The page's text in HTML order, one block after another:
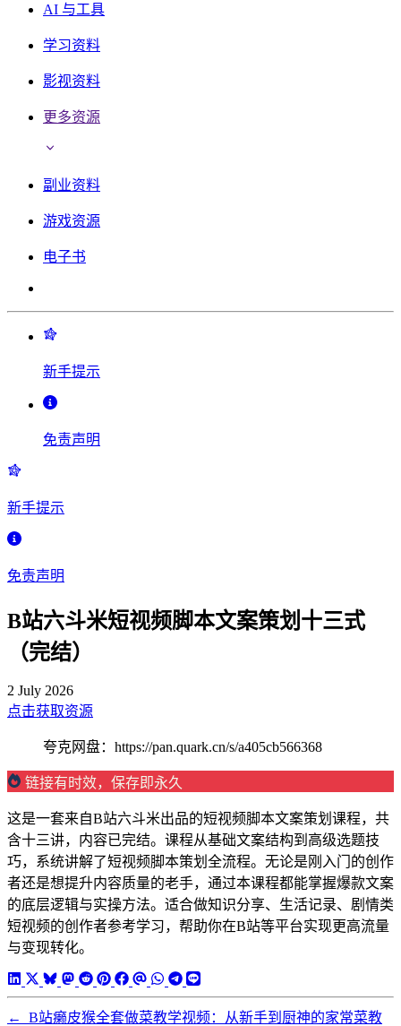
AI 与工具
学习资料
影视资料
更多资源
副业资料
游戏资源
电子书
新手提示
免责声明
新手提示
免责声明
B站六斗米短视频脚本文案策划十三式
（完结）
2 July 2026
点击获取资源
夸克网盘：https://pan.quark.cn/s/a405cb566368
链接有时效，保存即永久
这是一套来自B站六斗米出品的短视频脚本文案策划课程，共
含十三讲，内容已完结。课程从基础文案结构到高级选题技
巧，系统讲解了短视频脚本策划全流程。无论是刚入门的创作
者还是想提升内容质量的老手，通过本课程都能掌握爆款文案
的底层逻辑与实操方法。适合做知识分享、生活记录、剧情类
短视频的创作者参考学习，帮助你在B站等平台实现更高流量
与变现转化。
← B站癞皮猴全套做菜教学视频：从新手到厨神的家常菜教